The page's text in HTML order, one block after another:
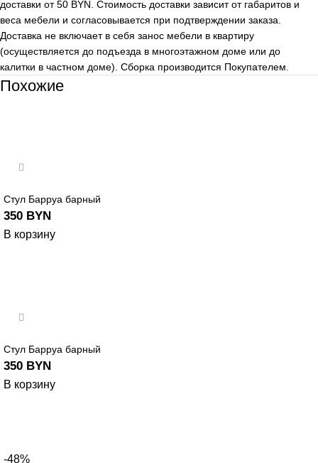
доставки от 50 BYN. Стоимость доставки зависит от габаритов и
веса мебели и согласовывается при подтверждении заказа.
Доставка не включает в себя занос мебели в квартиру
(осуществляется до подъезда в многоэтажном доме или до
калитки в частном доме). Сборка производится Покупателем.
Похожие
Стул Барруа барный
350 BYN
В корзину
Стул Барруа барный
350 BYN
В корзину
-48%